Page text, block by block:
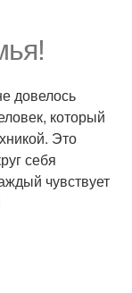
довелось
который
Это
себя
чувствует